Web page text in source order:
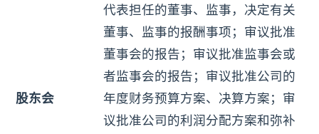
股东会
代表担任的董事、监事，决定有关
董事、监事的报酬事项；审议批准
董事会的报告；审议批准监事会或
者监事会的报告；审议批准公司的
年度财务预算方案、决算方案；审
议批准公司的利润分配方案和弥补